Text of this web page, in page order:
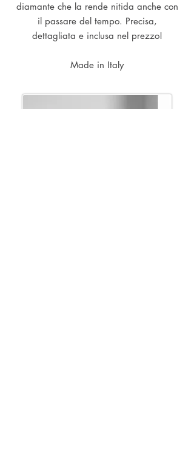
diamante che la rende nitida anche con
il passare del tempo. Precisa,
dettagliata e inclusa nel prezzo!
Made in Italy